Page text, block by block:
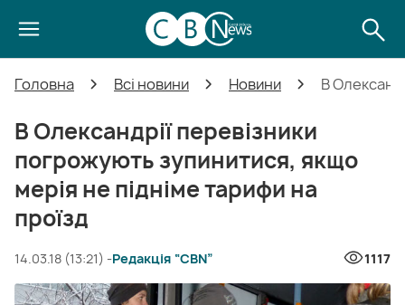
Головна Всі новини Новини В
В Олександрії перевізники
погрожують зупинитися, якщо
мерія не підніме тарифи на
проїзд
14.03.18 (13:21) -Редакція “CBN” 1117